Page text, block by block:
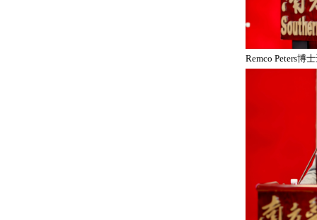
Remco Peters博